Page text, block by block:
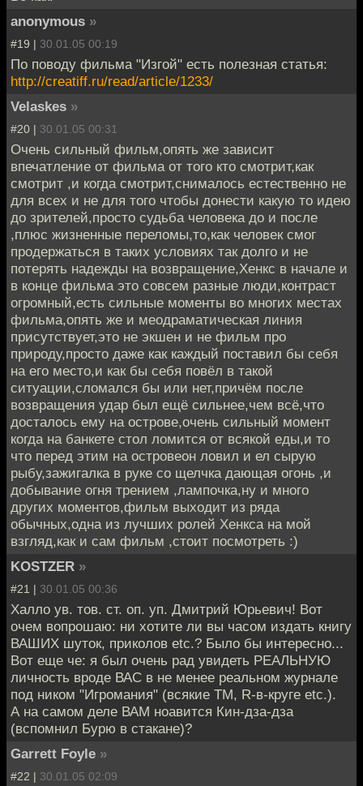
anonymous »
#19 | 30.01.05 00:19
По поводу фильма "Изгой" есть полезная статья:
http://creatiff.ru/read/article/1233/
Velaskes »
#20 | 30.01.05 00:31
Очень сильный фильм,опять же зависит
впечатление от фильма от того кто смотрит,как
смотрит ,и когда смотрит,снималось естественно не
для всех и не для того чтобы донести какую то идею
до зрителей,просто судьба человека до и после
,плюс жизненные переломы,то,как человек смог
продержаться в таких условиях так долго и не
потерять надежды на возвращение,Хенкс в начале и
в конце фильма это совсем разные люди,контраст
огромный,есть сильные моменты во многих местах
фильма,опять же и меодраматическая линия
присутствует,это не экшен и не фильм про
природу,просто даже как каждый поставил бы себя
на его место,и как бы себя повёл в такой
ситуации,сломался бы или нет,причём после
возвращения удар был ещё сильнее,чем всё,что
досталось ему на острове,очень сильный момент
когда на банкете стол ломится от всякой еды,и то
что перед этим на островеон ловил и ел сырую
рыбу,зажигалка в руке со щелчка дающая огонь ,и
добывание огня трением ,лампочка,ну и много
других моментов,фильм выходит из ряда
обычных,одна из лучших ролей Хенкса на мой
взгляд,как и сам фильм ,стоит посмотреть :)
KOSTZER »
#21 | 30.01.05 00:36
Халло ув. тов. ст. оп. уп. Дмитрий Юрьевич! Вот
очем вопрошаю: ни хотите ли вы часом издать книгу
ВАШИХ шуток, приколов etc.? Было бы интересно...
Вот еще че: я был очень рад увидеть РЕАЛЬНУЮ
личность вроде ВАС в не менее реальном журнале
под ником "Игромания" (всякие TM, R-в-круге etc.).
А на самом деле ВАМ ноавится Кин-дза-дза
(вспомнил Бурю в стакане)?
Garrett Foyle »
#22 | 30.01.05 02:09